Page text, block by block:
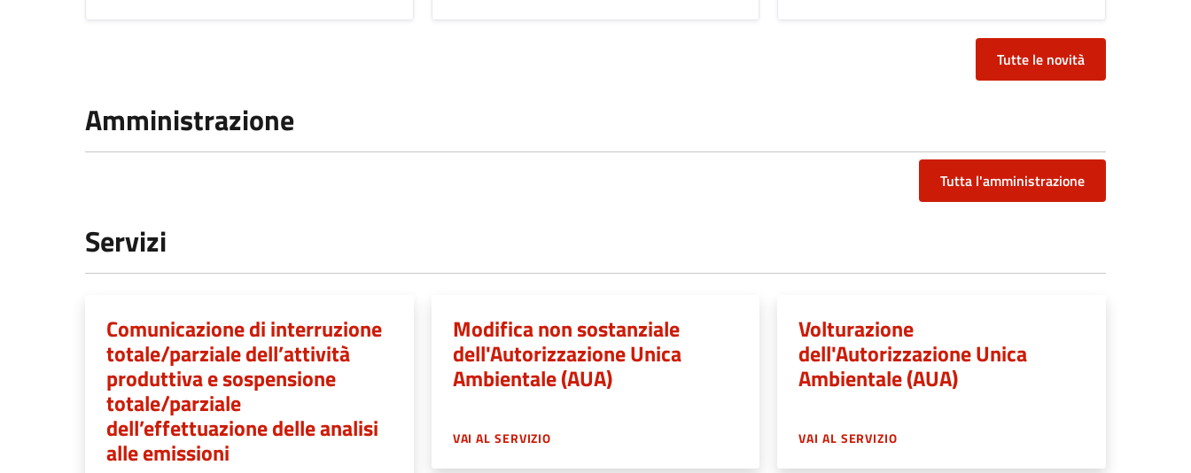
Tutte le novità
Amministrazione
Tutta l'amministrazione
Servizi
Comunicazione di interruzione
totale/parziale dell’attività
produttiva e sospensione
totale/parziale
dell’effettuazione delle analisi
alle emissioni
Modifica non sostanziale
dell'Autorizzazione Unica
Ambientale (AUA)
VAI AL SERVIZIO
Volturazione
dell'Autorizzazione Unica
Ambientale (AUA)
VAI AL SERVIZIO